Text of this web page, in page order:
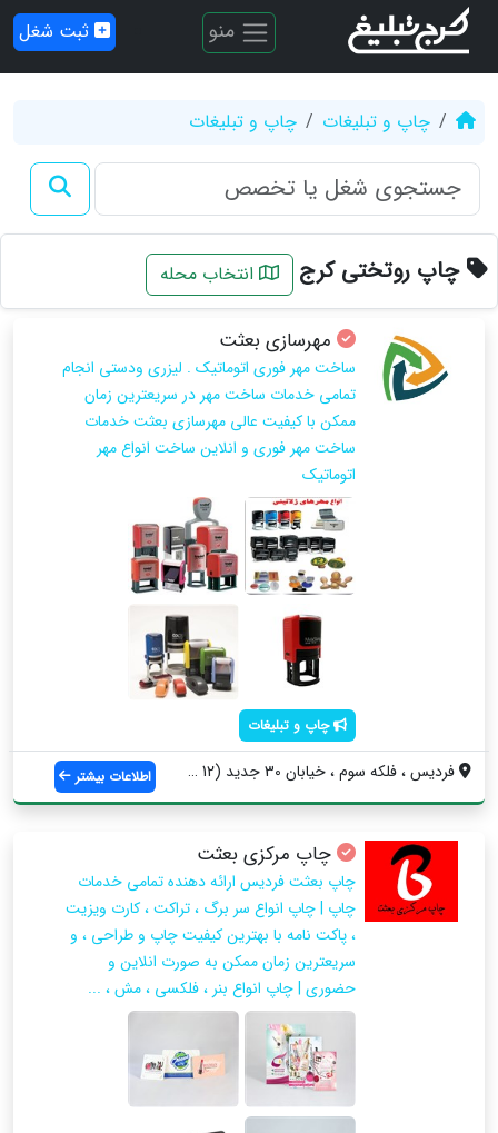
منو ثبت شغل
چاپ و تبلیغات چاپ و تبلیغات
چاپ روتختی کرج انتخاب محله
مهرسازی بعثت
ساخت مهر فوری اتوماتیک . لیزری ودستی انجام
تمامی خدمات ساخت مهر در سریعترین زمان
ممکن با کیفیت عالی مهرسازی بعثت خدمات
ساخت مهر فوری و انلاین ساخت انواع مهر
اتوماتیک
چاپ و تبلیغات
فردیس ، فلکه سوم ، خیابان 30 جدید (12 قد... اطلاعات بیشتر
چاپ مرکزی بعثت
چاپ بعثت فردیس ارائه دهنده تمامی خدمات
چاپ | چاپ انواع سر برگ ، تراکت ، کارت ویزیت
، پاکت نامه با بهترین کیفیت چاپ و طراحی ، و
سریعترین زمان ممکن به صورت انلاین و
حضوری | چاپ انواع بنر ، فلکسی ، مش ، ...